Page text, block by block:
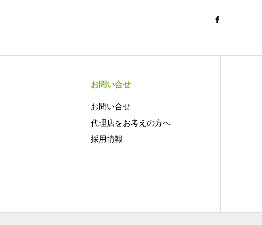
お問い合せ
お問い合せ
代理店をお考えの方へ
採用情報